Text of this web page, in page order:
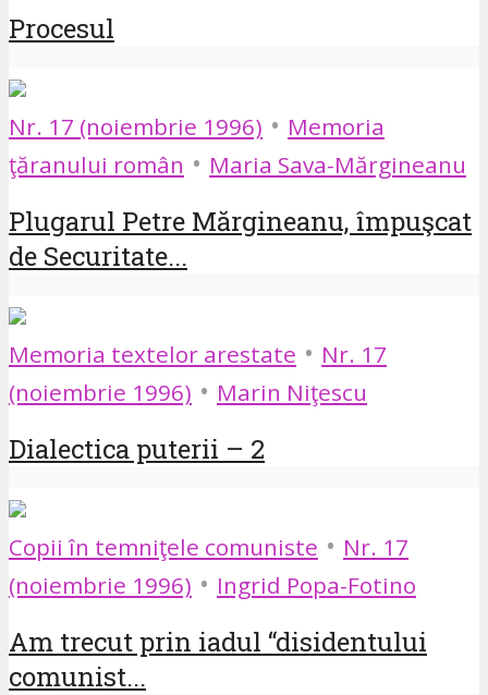
Procesul
Nr. 17 (noiembrie 1996) • Memoria
ţăranului român • Maria Sava-Mărgineanu
Plugarul Petre Mărgineanu, împuşcat
de Securitate...
Memoria textelor arestate • Nr. 17
(noiembrie 1996) • Marin Niţescu
Dialectica puterii – 2
Copii în temniţele comuniste • Nr. 17
(noiembrie 1996) • Ingrid Popa-Fotino
Am trecut prin iadul “disidentului
comunist...